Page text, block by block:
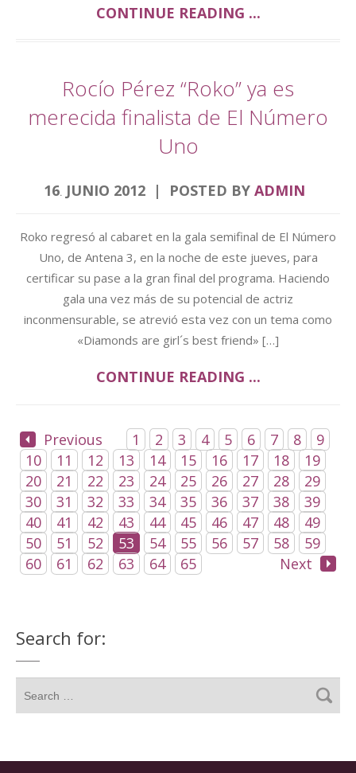
CONTINUE READING ...
Rocío Pérez “Roko” ya es
merecida finalista de El Número
Uno
16. JUNIO 2012 POSTED BY ADMIN
Roko regresó al cabaret en la gala semifinal de El Número
Uno, de Antena 3, en la noche de este jueves, para
certificar su pase a la gran final del programa. Haciendo
gala una vez más de su potencial de actriz
inconmensurable, se atrevió esta vez con un tema como
«Diamonds are girl´s best friend» […]
CONTINUE READING ...
Previous 1 2 3 4 5 6 7 8
9
10
11 12 13 14 15 16 17 18
19
20
21 22 23 24 25 26 27 28
29
30
31 32 33 34 35 36 37 38
39
40
41 42 43 44 45 46 47 48
49
50
51 52 53 54 55 56 57 58
59
60
61 62 63 64 65 Next
Search for: